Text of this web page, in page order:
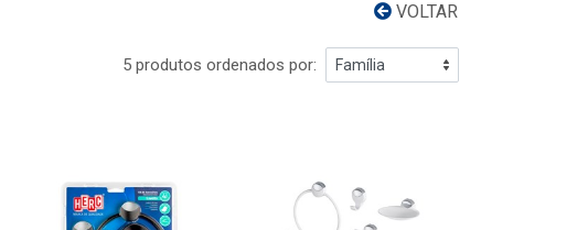
VOLTAR
5 produtos ordenados por: